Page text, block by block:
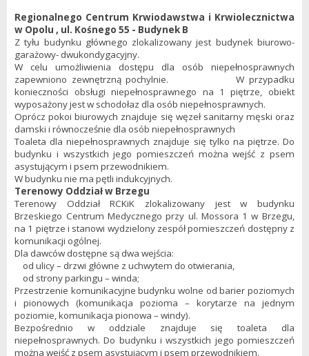
Regionalnego Centrum Krwiodawstwa i Krwiolecznictwa
w Opolu , ul. Kośnego 55 - Budynek B
Z tyłu budynku głównego zlokalizowany jest budynek biurowo-
garażowy- dwukondygacyjny.
W celu umożliwienia dostępu dla osób niepełnosprawnych
zapewniono zewnętrzną pochylnie. W przypadku
konieczności obsługi niepełnosprawnego na 1 piętrze, obiekt
wyposażony jest w schodołaz dla osób niepełnosprawnych.
Oprócz pokoi biurowych znajduje się węzeł sanitarny męski oraz
damski i równocześnie dla osób niepełnosprawnych
Toaleta dla niepełnosprawnych znajduje się tylko na piętrze. Do
budynku i wszystkich jego pomieszczeń można wejść z psem
asystującym i psem przewodnikiem.
W budynku nie ma pętli indukcyjnych.
Terenowy Oddział w Brzegu
Terenowy Oddział RCKiK zlokalizowany jest w budynku
Brzeskiego Centrum Medycznego przy ul. Mossora 1 w Brzegu,
na 1 piętrze i stanowi wydzielony zespół pomieszczeń dostępny z
komunikacji ogólnej.
Dla dawców dostępne są dwa wejścia:
od ulicy – drzwi główne z uchwytem do otwierania,
od strony parkingu – winda;
Przestrzenie komunikacyjne budynku wolne od barier poziomych
i pionowych (komunikacja pozioma – korytarze na jednym
poziomie, komunikacja pionowa – windy).
Bezpośrednio w oddziale znajduje się toaleta dla
niepełnosprawnych. Do budynku i wszystkich jego pomieszczeń
można wejść z psem asystującym i psem przewodnikiem.